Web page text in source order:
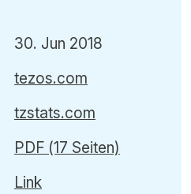
30. Jun 2018
tezos.com
tzstats.com
PDF (17 Seiten)
Link